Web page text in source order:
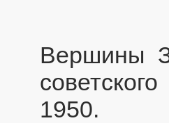
Вершины
1950.